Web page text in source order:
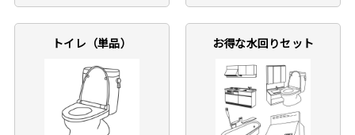
トイレ（単品） お得な水回りセット